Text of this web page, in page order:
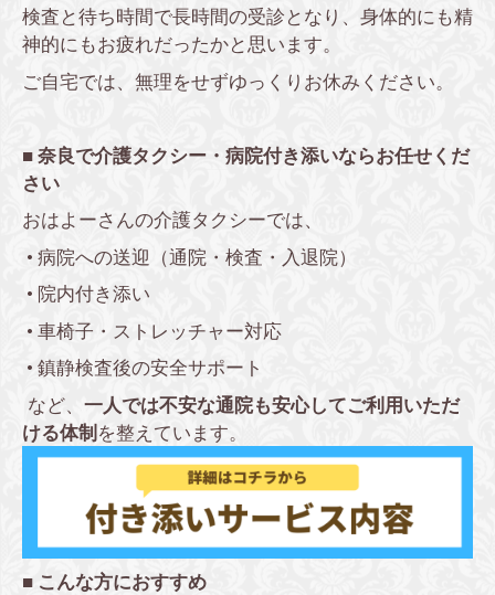
検査と待ち時間で長時間の受診となり、身体的にも精
神的にもお疲れだったかと思います。
ご自宅では、無理をせずゆっくりお休みください。
■ 奈良で介護タクシー・病院付き添いならお任せくだ
さい
おはよーさんの介護タクシーでは、
• 病院への送迎（通院・検査・入退院）
• 院内付き添い
• 車椅子・ストレッチャー対応
• 鎮静検査後の安全サポート
など、 一人では不安な通院も安心してご利用いただ
ける体制 を整えています。
■ こんな方におすすめ